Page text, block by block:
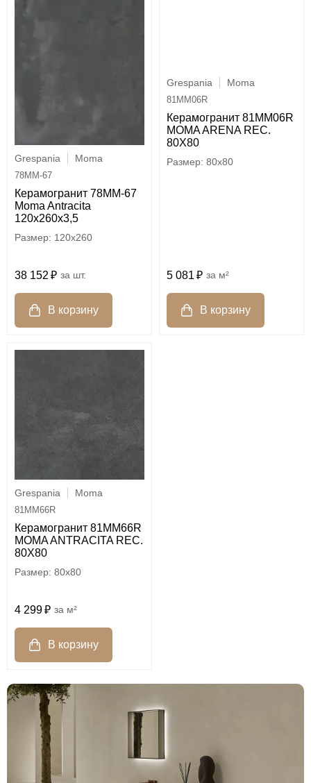
Grespania Moma
78MM-67
Керамогранит 78MM-67
Moma Antracita
120x260х3,5
120x260
38 152 шт.
Grespania Moma
81MM06R
Керамогранит 81MM06R
MOMA ARENA REC.
80X80
80x80
5 081 м²
Grespania Moma
81MM66R
Керамогранит 81MM66R
MOMA ANTRACITA REC.
80X80
80x80
4 299 м²